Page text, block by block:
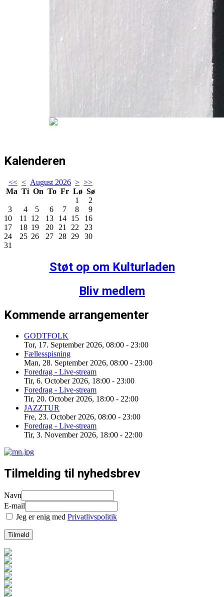
Kalenderen
<< < August 2026 > >>
Ma Ti On To Fr Lø Sø
1
2
3
4 5 6 7 8
9
10
11 12 13 14 15
16
17
18 19 20 21 22
23
24
25 26 27 28 29
30
31
Støt op om Kulturladen
Bliv medlem
Kommende arrangementer
GODTFOLK
Tor, 17. September 2026, 08:00 - 23:00
Fællesspisning
Man, 28. September 2026, 08:00 - 23:00
Foredrag - Live-stream
Tir, 6. October 2026, 18:00 - 23:00
Foredrag - Live-stream
Tir, 20. October 2026, 18:00 - 22:00
JAZZTUR
Fre, 23. October 2026, 08:00 - 23:00
Foredrag - Live-stream
Tir, 3. November 2026, 18:00 - 22:00
Tilmelding til nyhedsbrev
Navn
E-mail
Jeg er enig med Privatlivspolitik